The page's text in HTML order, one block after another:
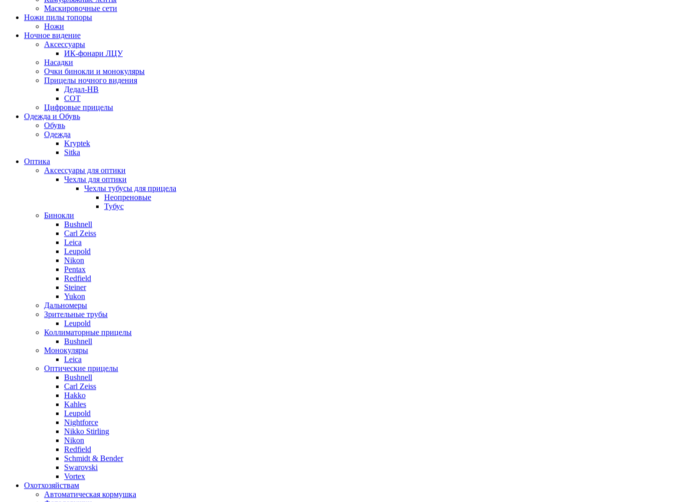
Маскировочные сети
Ножи пилы топоры
Ножи
Ночное видение
Аксессуары
ИК-фонари ЛЦУ
Насадки
Очки бинокли и монокуляры
Прицелы ночного видения
Дедал-НВ
СОТ
Цифровые прицелы
Одежда и Обувь
Обувь
Одежда
Kryptek
Sitka
Оптика
Аксессуары для оптики
Чехлы для оптики
Чехлы тубусы для прицела
Неопреновые
Тубус
Бинокли
Bushnell
Carl Zeiss
Leica
Leupold
Nikon
Pentax
Redfield
Steiner
Yukon
Дальномеры
Зрительные трубы
Leupold
Коллиматорные прицелы
Bushnell
Монокуляры
Leica
Оптические прицелы
Bushnell
Carl Zeiss
Hakko
Kahles
Leupold
Nightforce
Nikko Stirling
Nikon
Redfield
Schmidt & Bender
Swarovski
Vortex
Охотхозяйствам
Автоматическая кормушка